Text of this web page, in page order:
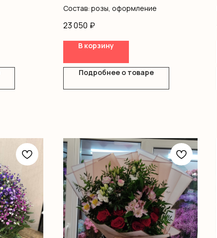
Состав: розы, оформление
23 050 ₽
В корзину
Подробнее о товаре